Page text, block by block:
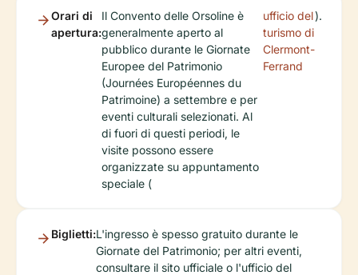
Orari di
apertura:
Il Convento delle Orsoline è
generalmente aperto al
pubblico durante le Giornate
Europee del Patrimonio
(Journées Européennes du
Patrimoine) a settembre e per
eventi culturali selezionati. Al
di fuori di questi periodi, le
visite possono essere
organizzate su appuntamento
speciale (
ufficio del
turismo di
Clermont-
Ferrand
).
Biglietti:L'ingresso è spesso gratuito durante le
Giornate del Patrimonio; per altri eventi,
consultare il sito ufficiale o l'ufficio del